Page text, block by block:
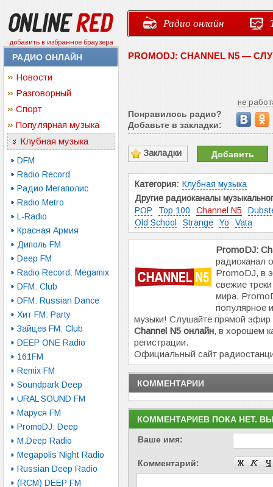
добавить в избранное браузера
Радио онлайн
РАДИО ОНЛАЙН
Новости
Разговорный
Спорт
Популярная музыка
Клубная музыка
DFM
Radio Record
Радио Мегаполис
Radio Metro
L-Radio
Красная Армия
Диполь FM
Deep FM
Radio Record: Megamix
DFM: Club
DFM: Russian Dance
Хит FM: Party
Зайцев FM: Club
DEEP ONE Radio
161FM
Remix FM
Soundpark Deep
URAL SOUND FM
Маруся FM
PromoDJ: Deep
M.Deep Radio
Megapolis Night Radio
Russian Deep Radio
(RCM) DEEP FM
PROMODJ: CHANNEL N5 —
не
Понравилось радио?
Добавьте в закладки:
Закладки Добавить
Категория: Клубная музыка
Другие радиоканалы
POP
Top 100 Channel N5
Old School
Strange Yo Vata
PromoDJ:
радиоканал
PromoDJ, в
свежие
мира.
популярное
музыки! Слушайте прямой
Channel N5 онлайн, в хорошем
регистрации.
Официальный сайт
КОММЕНТАРИИ
КОММЕНТАРИЕВ ПОКА НЕТ.
Ваше имя:
Комментарий: